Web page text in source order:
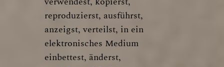
reproduzierst, ausführst,
anzeigst, verteilst, in ein
elektronisches Medium
einbettest, änderst,